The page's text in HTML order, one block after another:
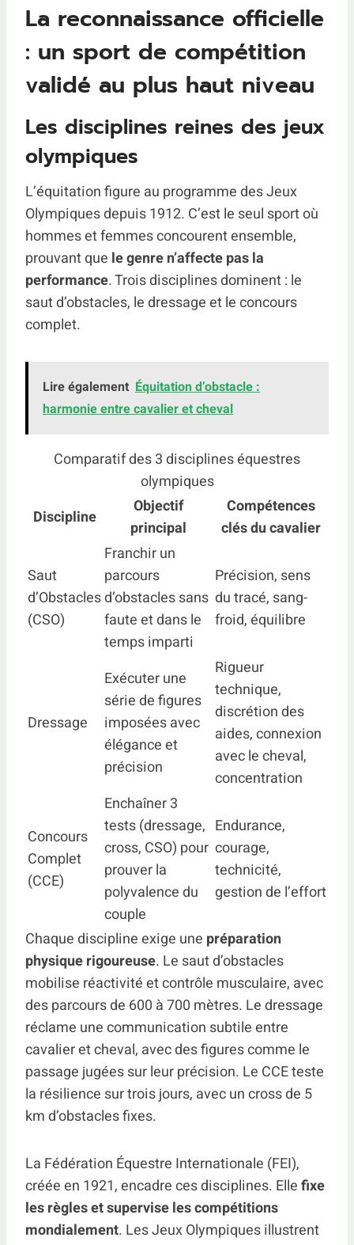
La reconnaissance officielle
: un sport de compétition
validé au plus haut niveau
Les disciplines reines des jeux
olympiques
L’équitation figure au programme des Jeux
Olympiques depuis 1912. C’est le seul sport où
hommes et femmes concourent ensemble,
prouvant que le genre n’affecte pas la
performance. Trois disciplines dominent : le
saut d’obstacles, le dressage et le concours
complet.
Lire également Équitation d’obstacle :
harmonie entre cavalier et cheval
Comparatif des 3 disciplines équestres
olympiques
Discipline
Objectif
principal
Compétences
clés du cavalier
Saut
d’Obstacles
(CSO)
Franchir un
parcours
d’obstacles sans
faute et dans le
temps imparti
Précision, sens
du tracé, sang-
froid, équilibre
Dressage
Exécuter une
série de figures
imposées avec
élégance et
précision
Rigueur
technique,
discrétion des
aides, connexion
avec le cheval,
concentration
Concours
Complet
(CCE)
Enchaîner 3
tests (dressage,
cross, CSO) pour
prouver la
polyvalence du
couple
Endurance,
courage,
technicité,
gestion de l’effort
Chaque discipline exige une préparation
physique rigoureuse. Le saut d’obstacles
mobilise réactivité et contrôle musculaire, avec
des parcours de 600 à 700 mètres. Le dressage
réclame une communication subtile entre
cavalier et cheval, avec des figures comme le
passage jugées sur leur précision. Le CCE teste
la résilience sur trois jours, avec un cross de 5
km d’obstacles fixes.
La Fédération Équestre Internationale (FEI),
créée en 1921, encadre ces disciplines. Ellefixe
les règles et supervise les compétitions
mondialement. Les Jeux Olympiques illustrent